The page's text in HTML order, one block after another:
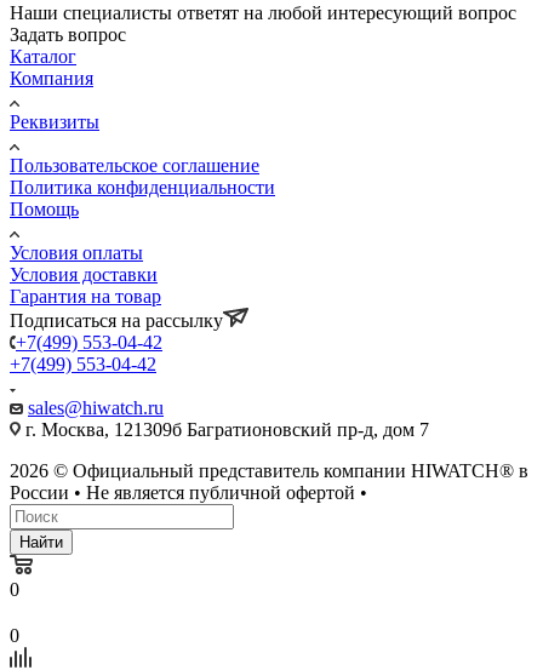
Наши специалисты ответят на любой интересующий вопрос
Задать вопрос
Каталог
Компания
Реквизиты
Пользовательское соглашение
Политика конфиденциальности
Помощь
Условия оплаты
Условия доставки
Гарантия на товар
Подписаться на рассылку
+7(499) 553-04-42
+7(499) 553-04-42
sales@hiwatch.ru
г. Москва, 121309б Багратионовский пр-д, дом 7
2026 © Официальный представитель компании HIWATCH® в
России • Не является публичной офертой •
Найти
0
0